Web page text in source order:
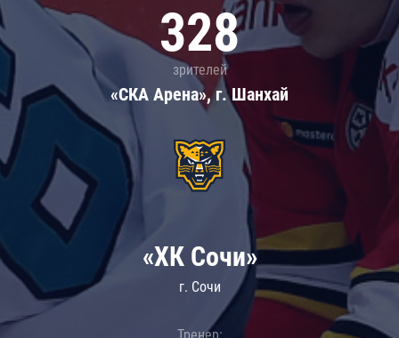
328
зрителей
«СКА Арена», г. Шанхай
«ХК Сочи»
г. Сочи